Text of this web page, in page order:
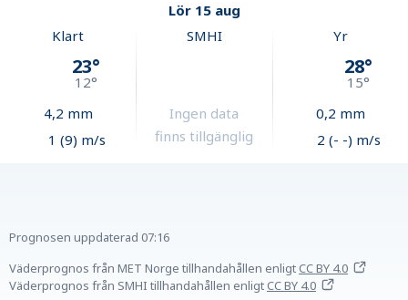
Lör 15 aug
Klart
23°
12°
4,2 mm
1 (9) m/s
SMHI
Ingen data
finns tillgänglig
Yr
28°
15°
0,2 mm
2 (- -) m/s
Prognosen uppdaterad 07:16
Väderprognos från MET Norge tillhandahållen enligtCC BY 4.0
Väderprognos från SMHI tillhandahållen enligtCC BY 4.0